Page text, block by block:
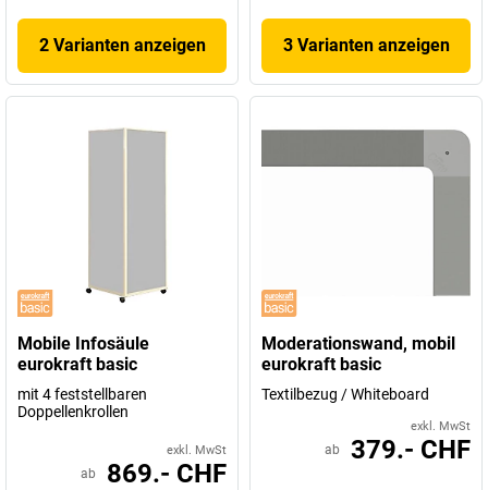
2 Varianten anzeigen 3 Varianten anzeigen
Mobile Infosäule
eurokraft basic
mit 4 feststellbaren
Doppellenkrollen
exkl. MwSt
ab 869.- CHF
Moderationswand, mobil
eurokraft basic
Textilbezug / Whiteboard
exkl. MwSt
ab 379.- CHF